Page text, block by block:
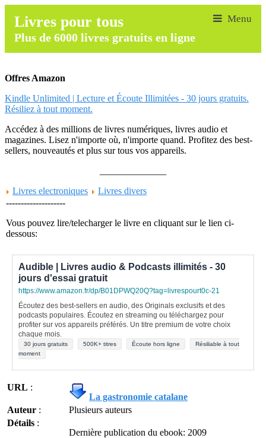
Livres pour tous
Plus de 6000 livres gratuits en ligne
Offres Amazon
Kindle Unlimited | Lecture et Écoute Illimitées - 30 jours gratuits.
Résiliez à tout moment.
Accédez à des millions de livres numériques, livres audio et
magazines. Lisez n'importe où, n'importe quand. Profitez des best-
sellers, nouveautés et plus sur tous vos appareils.
Livres electroniques
Livres divers
--------------------
Vous pouvez lire/telecharger le livre en cliquant sur le lien ci-
dessous:
Audible | Livres audio & Podcasts illimités - 30
jours d'essai gratuit
https://www.amazon.fr/dp/B01DPWQ20Q?tag=livrespourt0c-21
Écoutez des best-sellers en audio, des Originals exclusifs et des
podcasts populaires. Écoutez en streaming ou téléchargez pour
profiter sur vos appareils préférés. Un titre premium de votre choix
chaque mois.
30 jours gratuits 500K+ titres Écoute hors ligne
Résiliable à tout
moment
URL :
La gastronomie catalane
Auteur :
Plusieurs auteurs
Détails :
Dernière publication du ebook: 2009